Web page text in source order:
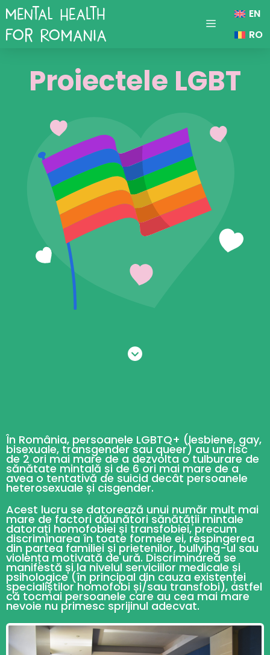
la
conținut Menu
EN
RO
Proiectele LGBT
În România, persoanele LGBTQ+ (lesbiene, gay,
bisexuale, transgender sau queer) au un risc
de 2 ori mai mare de a dezvolta o tulburare de
sănătate mintală și de 6 ori mai mare de a
avea o tentativă de suicid decât persoanele
heterosexuale și cisgender.
Acest lucru se datorează unui număr mult mai
mare de factori dăunători sănătății mintale
datorați homofobiei și transfobiei, precum
discriminarea în toate formele ei, respingerea
din partea familiei și prietenilor, bullying-ul sau
violența motivată de ură. Discriminarea se
manifestă și la nivelul serviciilor medicale și
psihologice (în principal din cauza existenței
specialiștilor homofobi și/sau transfobi), astfel
că tocmai persoanele care au cea mai mare
nevoie nu primesc sprijinul adecvat.